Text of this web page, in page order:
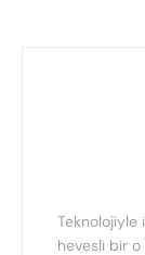
Teknolojiyle
hevesli bir